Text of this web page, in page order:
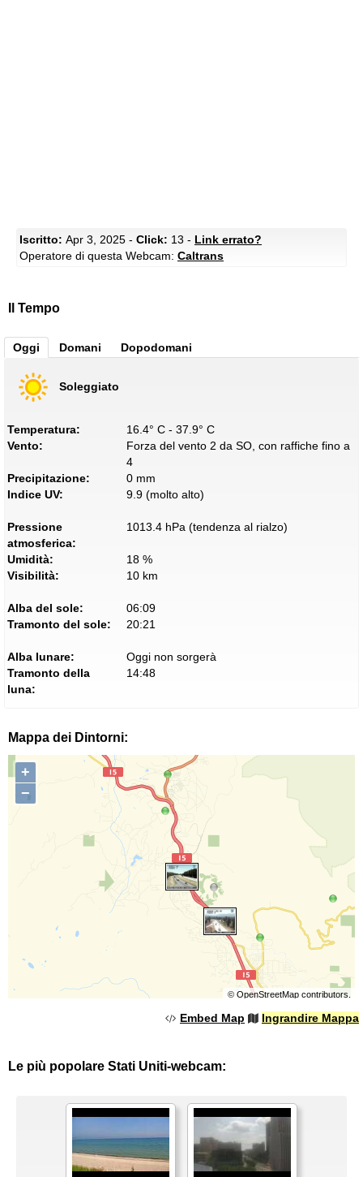
Iscritto: Apr 3, 2025 - Click: 13 - Link errato?
Operatore di questa Webcam: Caltrans
Il Tempo
Oggi Domani Dopodomani
Soleggiato
Temperatura:
16.4° C - 37.9° C
Vento:
Forza del vento 2 da SO, con raffiche fino a
4
Precipitazione:
0 mm
Indice UV:
9.9 (molto alto)
Pressione
atmosferica:
1013.4 hPa (tendenza al rialzo)
Umidità:
18 %
Visibilità:
10 km
Alba del sole:
06:09
Tramonto del sole:
20:21
Alba lunare:
Oggi non sorgerà
Tramonto della
luna:
14:48
Mappa dei Dintorni:
+
−
© OpenStreetMapcontributors.
Embed Map Ingrandire Mappa
Le più popolare Stati Uniti-webcam: